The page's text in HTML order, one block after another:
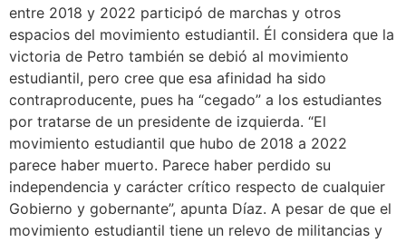
entre 2018 y 2022 participó de marchas y otros
espacios del movimiento estudiantil. Él considera que la
victoria de Petro también se debió al movimiento
estudiantil, pero cree que esa afinidad ha sido
contraproducente, pues ha “cegado” a los estudiantes
por tratarse de un presidente de izquierda. “El
movimiento estudiantil que hubo de 2018 a 2022
parece haber muerto. Parece haber perdido su
independencia y carácter crítico respecto de cualquier
Gobierno y gobernante”, apunta Díaz. A pesar de que el
movimiento estudiantil tiene un relevo de militancias y